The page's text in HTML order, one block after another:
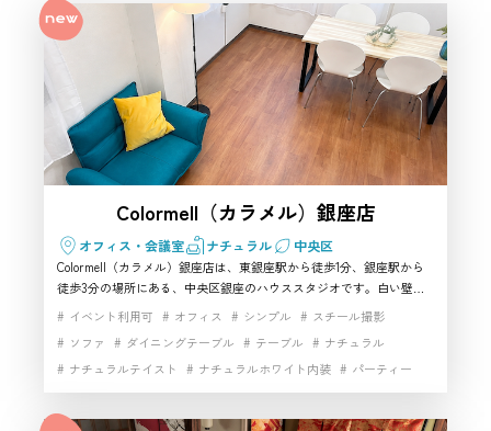
Colormell（カラメル）銀座店
オフィス・会議室 ナチュラル 中央区
Colormell（カラメル）銀座店は、東銀座駅から徒歩1分、銀座駅から
徒歩3分の場所にある、中央区銀座のハウススタジオです。白い壁と
木目調のフローリングを基調とした約22.41㎡の明るい室内には、テー
家具の配置を変更しながら、インタビュー、商品撮影、ポートレー
ト、YouTube、ライブ配信などに利用できます。銀座らしい都市型の
生活シーンを撮影したい方や、駅近で使いやすい中央区の撮影スタジ
オを探している方におすすめです。
イベント利用可 オフィス シンプル
スチール撮影
ソファ
ダイニングテーブル テーブル
ナチュラル
ナチュラルテイスト
ナチュラルホワイト内装
パーティー
フローリング
ヘアメイク
マルチスペース
ミーティングルーム
ムービー撮影 動画撮影
大窓